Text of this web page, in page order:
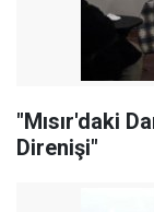
"Mısır'daki
Direnişi"